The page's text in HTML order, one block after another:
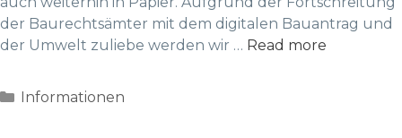
der Baurechtsämter mit dem digitalen Bauantrag und
der Umwelt zuliebe werden wir … Read more
Categories
Informationen